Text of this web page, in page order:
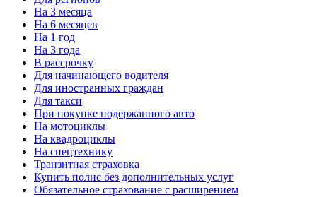
На 3 месяца
На 6 месяцев
На 1 год
На 3 года
В рассрочку
Для начинающего водителя
Для иностранных граждан
Для такси
При покупке подержанного авто
На мотоциклы
На квадроциклы
На спецтехнику
Транзитная страховка
Купить полис без дополнительных услуг
Обязательное страхование с расширением